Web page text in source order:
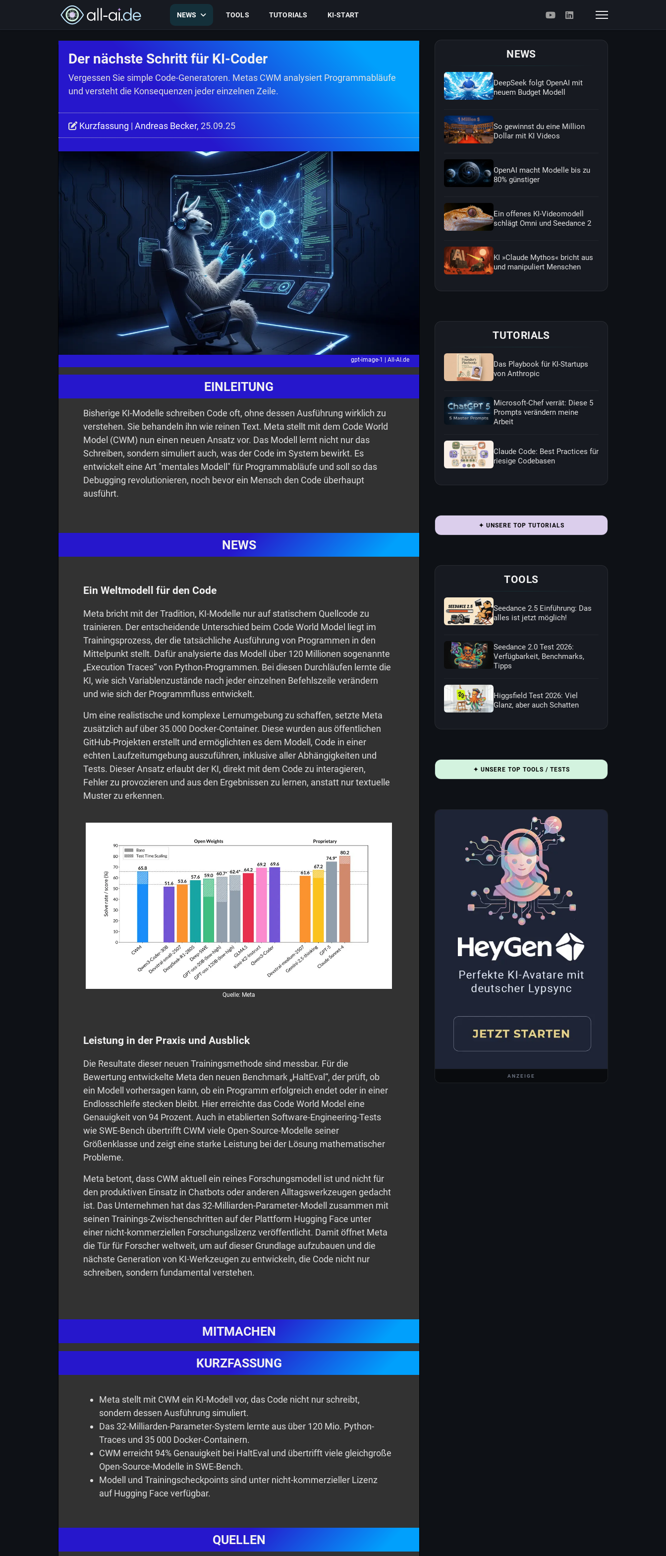
NEWS TOOLS TUTORIALS KI-START
Der nächste Schritt für KI-Coder
Vergessen Sie simple Code-Generatoren. Metas CWM analysiert Programmabläufe
und versteht die Konsequenzen jeder einzelnen Zeile.
Kurzfassung | Andreas Becker, 25.09.25
gpt-image-1 | All-AI.de
EINLEITUNG
Bisherige KI-Modelle schreiben Code oft, ohne dessen Ausführung wirklich zu
verstehen. Sie behandeln ihn wie reinen Text. Meta stellt mit dem Code World
Model (CWM) nun einen neuen Ansatz vor. Das Modell lernt nicht nur das
Schreiben, sondern simuliert auch, was der Code im System bewirkt. Es
entwickelt eine Art "mentales Modell" für Programmabläufe und soll so das
Debugging revolutionieren, noch bevor ein Mensch den Code überhaupt
ausführt.
NEWS
Ein Weltmodell für den Code
Meta bricht mit der Tradition, KI-Modelle nur auf statischem Quellcode zu
trainieren. Der entscheidende Unterschied beim Code World Model liegt im
Trainingsprozess, der die tatsächliche Ausführung von Programmen in den
Mittelpunkt stellt. Dafür analysierte das Modell über 120 Millionen sogenannte
„Execution Traces“ von Python-Programmen. Bei diesen Durchläufen lernte die
KI, wie sich Variablenzustände nach jeder einzelnen Befehlszeile verändern
und wie sich der Programmfluss entwickelt.
Um eine realistische und komplexe Lernumgebung zu schaffen, setzte Meta
zusätzlich auf über 35.000 Docker-Container. Diese wurden aus öffentlichen
GitHub-Projekten erstellt und ermöglichten es dem Modell, Code in einer
echten Laufzeitumgebung auszuführen, inklusive aller Abhängigkeiten und
Tests. Dieser Ansatz erlaubt der KI, direkt mit dem Code zu interagieren,
Fehler zu provozieren und aus den Ergebnissen zu lernen, anstatt nur textuelle
Muster zu erkennen.
Quelle: Meta
Leistung in der Praxis und Ausblick
Die Resultate dieser neuen Trainingsmethode sind messbar. Für die
Bewertung entwickelte Meta den neuen Benchmark „HaltEval“, der prüft, ob
ein Modell vorhersagen kann, ob ein Programm erfolgreich endet oder in einer
Endlosschleife stecken bleibt. Hier erreichte das Code World Model eine
Genauigkeit von 94 Prozent. Auch in etablierten Software-Engineering-Tests
wie SWE-Bench übertrifft CWM viele Open-Source-Modelle seiner
Größenklasse und zeigt eine starke Leistung bei der Lösung mathematischer
Probleme.
Meta betont, dass CWM aktuell ein reines Forschungsmodell ist und nicht für
den produktiven Einsatz in Chatbots oder anderen Alltagswerkzeugen gedacht
ist. Das Unternehmen hat das 32-Milliarden-Parameter-Modell zusammen mit
seinen Trainings-Zwischenschritten auf der Plattform Hugging Face unter
einer nicht-kommerziellen Forschungslizenz veröffentlicht. Damit öffnet Meta
die Tür für Forscher weltweit, um auf dieser Grundlage aufzubauen und die
nächste Generation von KI-Werkzeugen zu entwickeln, die Code nicht nur
schreiben, sondern fundamental verstehen.
MITMACHEN
KURZFASSUNG
Meta stellt mit CWM ein KI-Modell vor, das Code nicht nur schreibt,
sondern dessen Ausführung simuliert.
Das 32-Milliarden-Parameter-System lernte aus über 120 Mio. Python-
Traces und 35 000 Docker-Containern.
CWM erreicht 94% Genauigkeit bei HaltEval und übertrifft viele gleichgroße
Open-Source-Modelle in SWE-Bench.
Modell und Trainingscheckpoints sind unter nicht-kommerzieller Lizenz
auf Hugging Face verfügbar.
QUELLEN
NEWS
DeepSeek folgt OpenAI mit
neuem Budget Modell
So gewinnst du eine Million
Dollar mit KI Videos
OpenAI macht Modelle bis zu
80% günstiger
Ein offenes KI-Videomodell
schlägt Omni und Seedance 2
KI »Claude Mythos« bricht aus
und manipuliert Menschen
TUTORIALS
Das Playbook für KI-Startups
von Anthropic
Microsoft-Chef verrät: Diese 5
Prompts verändern meine
Arbeit
Claude Code: Best Practices für
riesige Codebasen
✦ UNSERE TOP TUTORIALS
TOOLS
Seedance 2.5 Einführung: Das
alles ist jetzt möglich!
Seedance 2.0 Test 2026:
Verfügbarkeit, Benchmarks,
Tipps
Higgsfield Test 2026: Viel
Glanz, aber auch Schatten
✦ UNSERE TOP TOOLS / TESTS
ANZEIGE